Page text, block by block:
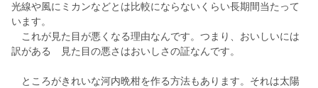
光線や風にミカンなどとは比較にならないくらい長期間当たって
います。
これが見た目が悪くなる理由なんです。つまり、おいしいには
訳がある 見た目の悪さはおいしさの証なんです。
ところがきれいな河内晩柑を作る方法もあります。それは太陽